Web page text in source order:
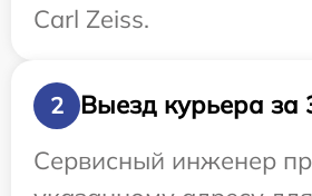
Carl Zeiss.
2
Выезд курьера за
Сервисный инженер